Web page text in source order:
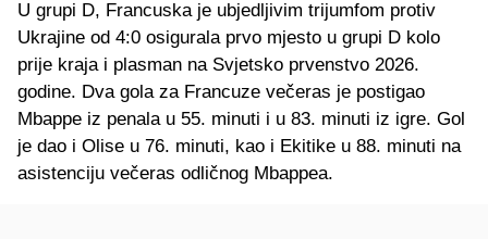
U grupi D, Francuska je ubjedljivim trijumfom protiv
Ukrajine od 4:0 osigurala prvo mjesto u grupi D kolo
prije kraja i plasman na Svjetsko prvenstvo 2026.
godine. Dva gola za Francuze večeras je postigao
Mbappe iz penala u 55. minuti i u 83. minuti iz igre. Gol
je dao i Olise u 76. minuti, kao i Ekitike u 88. minuti na
asistenciju večeras odličnog Mbappea.